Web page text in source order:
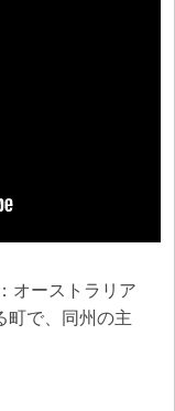
オーストラリア
町で、同州の主